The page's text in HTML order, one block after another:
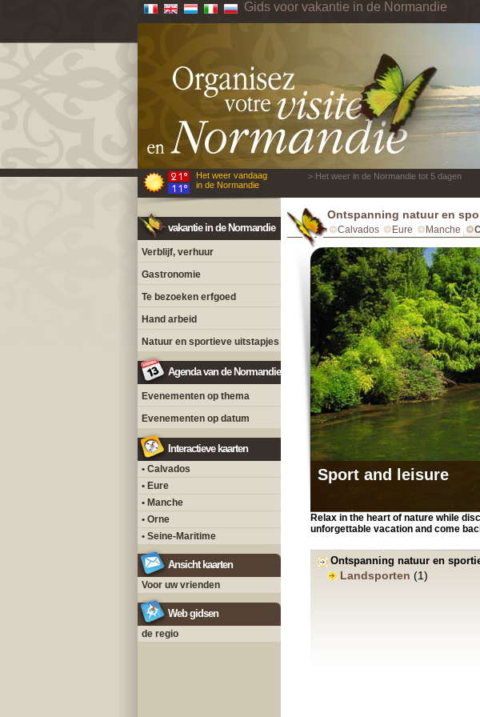
Gids voor vakantie in de Normandie
Het weer vandaag
in de Normandie
> Het weer in de Normandie tot 5 dagen
vakantie in de Normandie
Verblijf, verhuur
Gastronomie
Te bezoeken erfgoed
Hand arbeid
Natuur en sportieve uitstapjes
Agenda van de Normandie
Evenementen op thema
Evenementen op datum
Interactieve kaarten
• Calvados
• Eure
• Manche
• Orne
• Seine-Maritime
Ansicht kaarten
Voor uw vrienden
Web gidsen
de regio
Ontspanning natuur en
Calvados Eure Manche
Sport and leisure
Relax in the heart of nature while
unforgettable vacation and come
Ontspanning natuur en
Landsporten (1)